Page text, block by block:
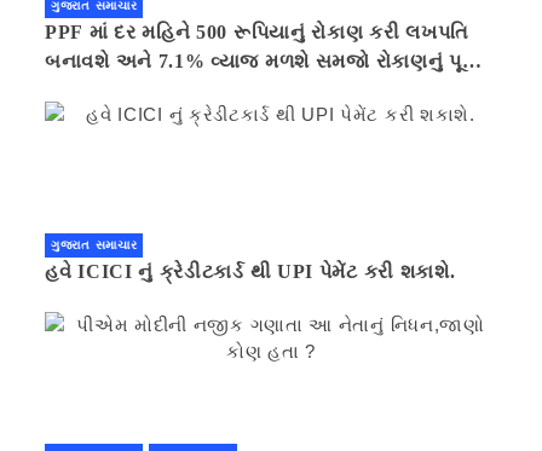
ગુજરાત સમાચાર
PPF માં દર મહિને 500 રૂપિયાનું રોકાણ કરી લખપતિ
બનાવશે અને 7.1% વ્યાજ મળશે સમજો રોકાણનું પૂરું
ગુજરાત સમાચાર
હવે ICICI નું ક્રેડીટકાર્ડ થી UPI પેમેંટ કરી શકાશે.